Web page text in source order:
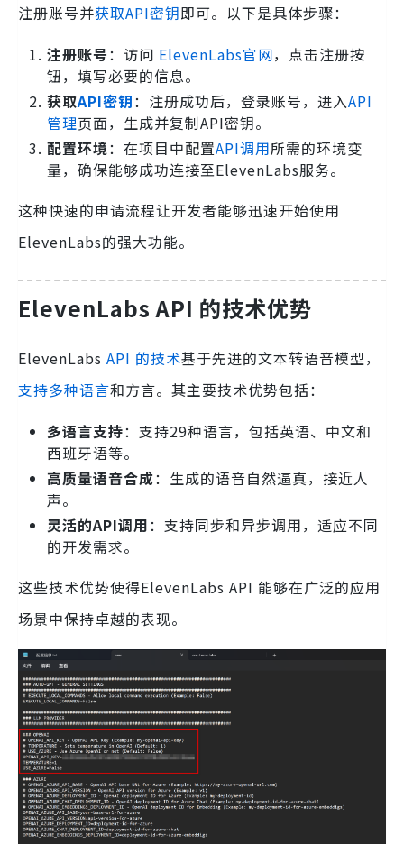
注册账号并获取API密钥即可。以下是具体步骤：
注册账号：访问 ElevenLabs官网，点击注册按
钮，填写必要的信息。
获取API密钥：注册成功后，登录账号，进入API
管理页面，生成并复制API密钥。
配置环境：在项目中配置API调用所需的环境变
量，确保能够成功连接至ElevenLabs服务。
这种快速的申请流程让开发者能够迅速开始使用
ElevenLabs的强大功能。
ElevenLabs API 的技术优势
ElevenLabs API 的技术基于先进的文本转语音模型，
支持多种语言和方言。其主要技术优势包括：
多语言支持：支持29种语言，包括英语、中文和
西班牙语等。
高质量语音合成：生成的语音自然逼真，接近人
声。
灵活的API调用：支持同步和异步调用，适应不同
的开发需求。
这些技术优势使得ElevenLabs API 能够在广泛的应用
场景中保持卓越的表现。